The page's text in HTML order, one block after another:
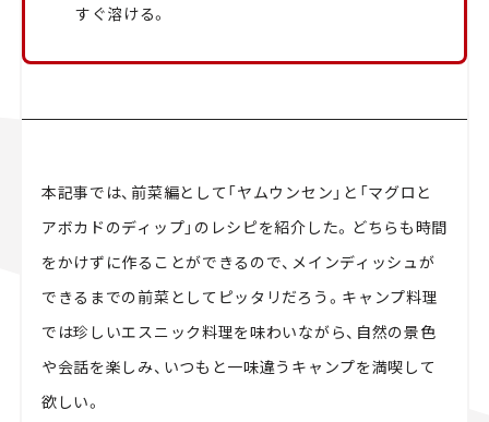
すぐ溶ける。
本記事では、前菜編として「ヤムウンセン」と「マグロと
アボカドのディップ」のレシピを紹介した。どちらも時間
をかけずに作ることができるので、メインディッシュが
できるまでの前菜としてピッタリだろう。キャンプ料理
では珍しいエスニック料理を味わいながら、自然の景色
や会話を楽しみ、いつもと一味違うキャンプを満喫して
欲しい。